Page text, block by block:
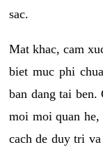
sac.
Mat khac, cam
biet muc phi
ban dang tai ben.
moi moi quan
cach de duy tri